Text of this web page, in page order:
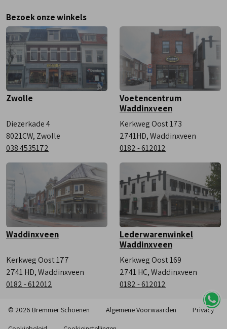
Vrijdag
Zaterdag
9:00 - 17:00
Bezoek onze winkels
Zwolle
Diezerkade 4
8021CW, Zwolle
038 4535172
Voetencentrum
Waddinxveen
Kerkweg Oost 173
2741HD, Waddinxveen
0182 - 612012
Waddinxveen
Kerkweg Oost 177
2741 HD, Waddinxveen
0182 - 612012
Lederwarenwinkel
Waddinxveen
Kerkweg Oost 169
2741 HC, Waddinxveen
0182 - 612012
© 2026 Bremmer Schoenen Algemene Voorwaarden Privacy